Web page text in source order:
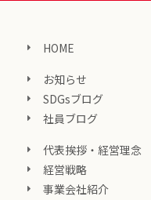
HOME
お知らせ
SDGsブログ
社員ブログ
代表挨拶・経営理念
経営戦略
事業会社紹介